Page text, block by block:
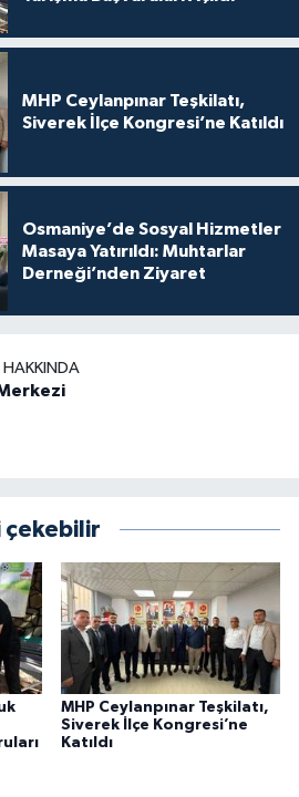
MHP Ceylanpınar Teşkilatı,
Siverek İlçe Kongresi’ne Katıldı
Osmaniye’de Sosyal Hizmetler
Masaya Yatırıldı: Muhtarlar
Derneği’nden Ziyaret
HAKKINDA
çekebilir
MHP Ceylanpınar Teşkilatı,
Siverek İlçe Kongresi’ne
Katıldı